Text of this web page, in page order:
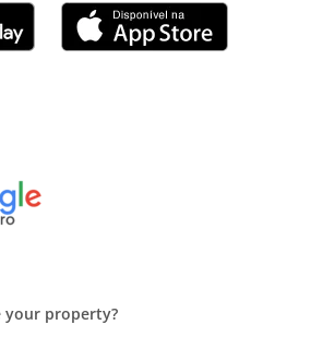
your property?